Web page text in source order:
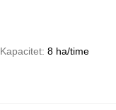
Kapacitet 8 ha/time